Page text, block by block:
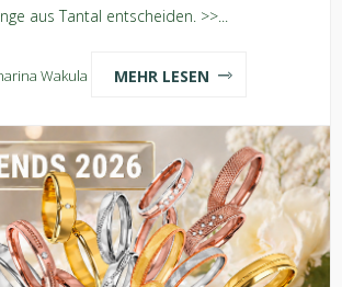
aus Tantal entscheiden. >>...
Wakula MEHR LESEN